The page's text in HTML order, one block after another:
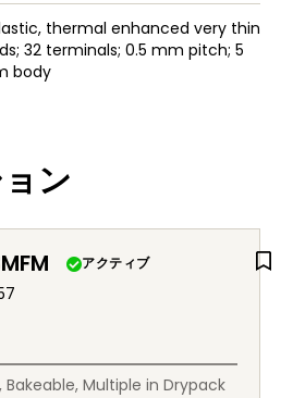
thermal enhanced very thin
32 terminals; 0.5 mm pitch; 5
body
ン
アクティブ
Bakeable, Multiple in Drypack